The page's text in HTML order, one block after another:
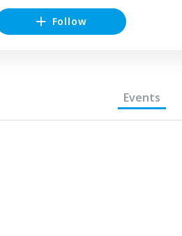
Follow
Events